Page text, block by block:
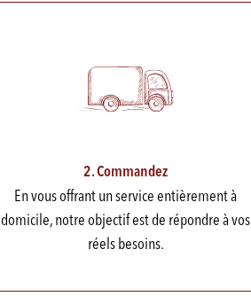
2. Commandez
En vous offrant un service entièrement à
domicile, notre objectif est de répondre à vos
réels besoins.